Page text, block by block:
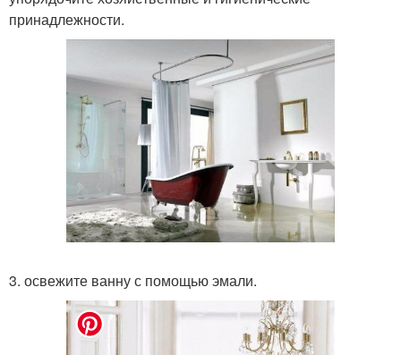
принадлежности.
3. освежите ванну с помощью эмали.